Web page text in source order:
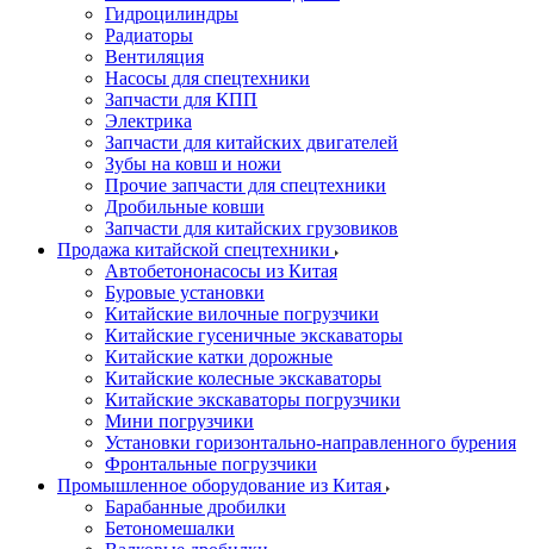
Гидроцилиндры
Радиаторы
Вентиляция
Насосы для спецтехники
Запчасти для КПП
Электрика
Запчасти для китайских двигателей
Зубы на ковш и ножи
Прочие запчасти для спецтехники
Дробильные ковши
Запчасти для китайских грузовиков
Продажа китайской спецтехники
Автобетононасосы из Китая
Буровые установки
Китайские вилочные погрузчики
Китайские гусеничные экскаваторы
Китайские катки дорожные
Китайские колесные экскаваторы
Китайские экскаваторы погрузчики
Мини погрузчики
Установки горизонтально-направленного бурения
Фронтальные погрузчики
Промышленное оборудование из Китая
Барабанные дробилки
Бетономешалки